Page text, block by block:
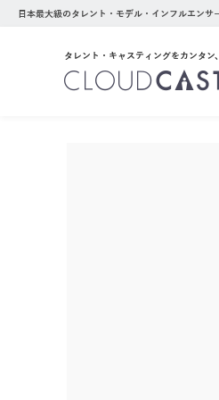
日本最大級のタレント・モデル・インフルエン
タレント・キャスティングをカンタン